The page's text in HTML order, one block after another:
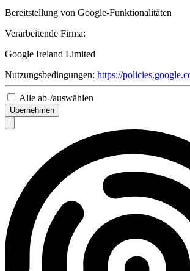
Bereitstellung von Google-Funktionalitäten
Verarbeitende Firma:
Google Ireland Limited
Nutzungsbedingungen: https://
Alle ab-/auswählen
Übernehmen